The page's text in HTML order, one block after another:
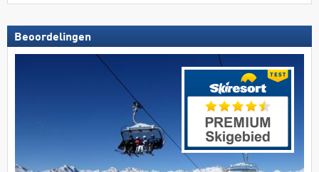
Beoordelingen